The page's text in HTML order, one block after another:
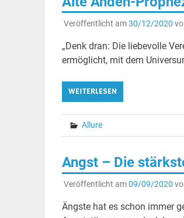
Veröffentlicht am30/12/2020
„Denk dran: Die liebevolle
ermöglicht, mit dem
WEITERLESEN
Allure
Angst – Die
Veröffentlicht am09/09/2020
Ängste hat es schon immer